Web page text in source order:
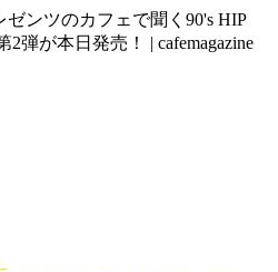
ゼンツのカフェで聞く90's HIP
弾が本日発売！ | cafemagazine